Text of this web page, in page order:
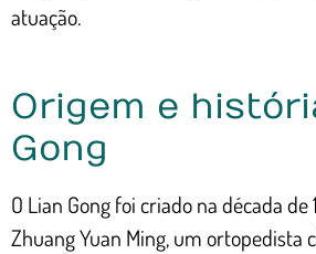
atuação.
Origem e
Gong
O Lian Gong foi criado na década de
Zhuang Yuan Ming, um ortopedista